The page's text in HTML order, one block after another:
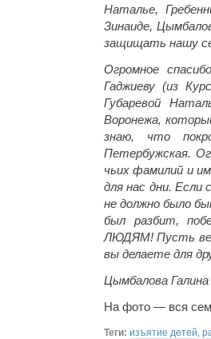
Наталье,
Зинаиде,
защищать нашу
Огромное
Гаджиеву (из
Губаревой
Воронежа,
знаю, что
Петербужская.
чьих фамилий и
для нас дни.
не должно было
был разбит,
ЛЮДЯМ! Пусть
вы делаете для
Цымбалова Галина
На фото — вся
Теги: изъятие детей